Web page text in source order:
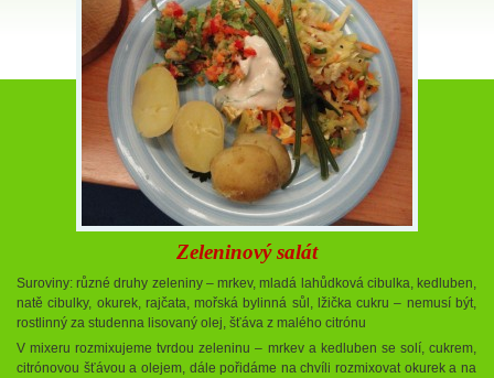
Zeleninový salát
Suroviny: různé druhy zeleniny – mrkev, mladá lahůdková cibulka, kedluben,
natě cibulky, okurek, rajčata, mořská bylinná sůl, lžička cukru – nemusí být,
rostlinný za studenna lisovaný olej, šťáva z malého citrónu
V mixeru rozmixujeme tvrdou zeleninu – mrkev a kedluben se solí, cukrem,
citrónovou šťávou a olejem, dále pořidáme na chvíli rozmixovat okurek a na